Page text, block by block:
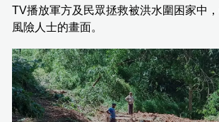
TV播放軍方及民眾拯救被洪水圍困家中
風險人士的畫面。